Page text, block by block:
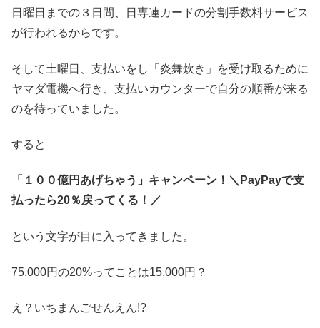
日曜日までの３日間、日専連カードの分割手数料サービス
が行われるからです。
そして土曜日、支払いをし「炎舞炊き」を受け取るために
ヤマダ電機へ行き、支払いカウンターで自分の順番が来る
のを待っていました。
すると
「１００億円あげちゃう」キャンペーン！＼PayPayで支
払ったら20％戻ってくる！／
という文字が目に入ってきました。
75,000円の20%ってことは15,000円？
え？いちまんごせんえん!?